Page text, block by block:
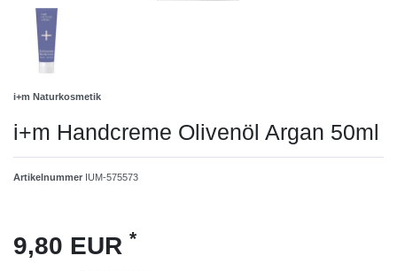
i+m Naturkosmetik
i+m Handcreme Olivenöl Argan 50ml
Artikelnummer IUM-575573
9,80 EUR *